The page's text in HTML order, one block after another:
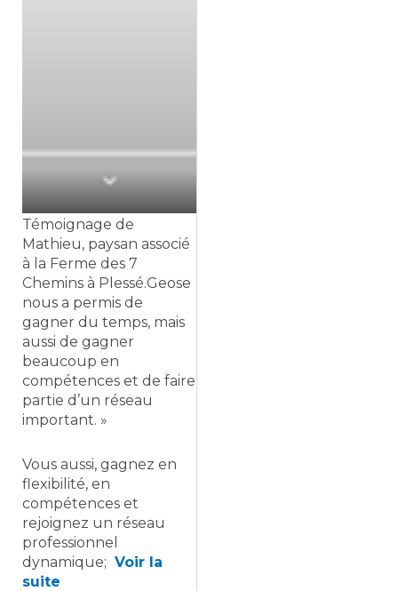
Témoignage de
Mathieu, paysan associé
à la Ferme des 7
Chemins à Plessé.Geose
nous a permis de
gagner du temps, mais
aussi de gagner
beaucoup en
compétences et de faire
partie d’un réseau
important. »
Vous aussi, gagnez en
flexibilité, en
compétences et
rejoignez un réseau
professionnel
dynamique; Voir la
suite